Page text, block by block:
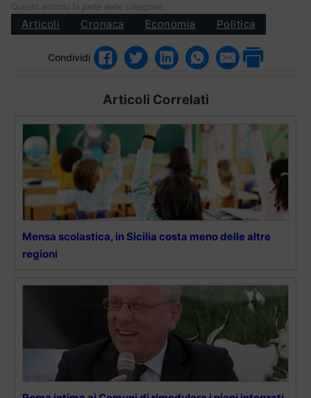
Questo articolo fa parte delle categorie:
Articoli Cronaca Economia Politica
Condividi
Articoli Correlati
Mensa scolastica, in Sicilia costa meno delle altre
regioni